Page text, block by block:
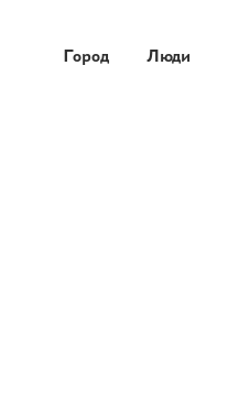
Город Люди